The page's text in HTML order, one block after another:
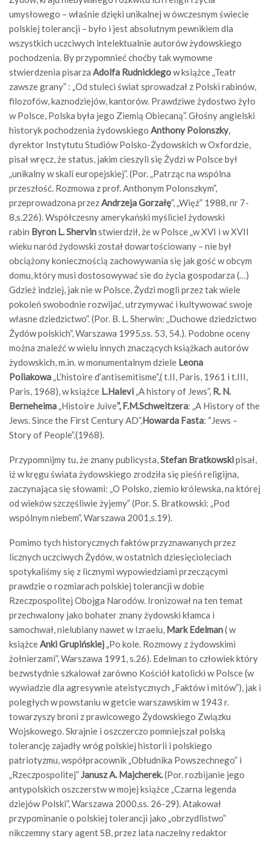
umysłowego – właśnie dzięki unikalnej w ówczesnym świecie
polskiej tolerancji – było i jest absolutnym pewnikiem dla
wszystkich uczciwych intelektualnie autorów żydowskiego
pochodzenia. By przypomnieć choćby tak wymowne
stwierdzenia pisarza Adolfa Rudnickiegow książce „Teatr
zawsze grany” : „Od stuleci świat sprowadzał z Polski rabinów,
filozofów, kaznodziejów, kantorów. Prawdziwe żydostwo żyło
w Polsce, Polska była jego Ziemią Obiecaną”. Głośny angielski
historyk pochodzenia żydowskiego Anthony Polonszky,
dyrektor Instytutu Studiów Polsko-Żydowskich w Oxfordzie,
pisał wręcz, że status, jakim cieszyli się Żydzi w Polsce był
„unikalny w skali europejskiej”. (Por. „Patrząc na wspólna
przeszłość. Rozmowa z prof. Anthonym Polonszkym”,
przeprowadzona przezAndrzeja Gorzałę”, „Więź” 1988, nr 7-
8,s.226). Współczesny amerykański myśliciel żydowski
rabin Byron L. Shervinstwierdził, że w Polsce „w XVI i w XVII
wieku naród żydowski został dowartościowany – nie był
obciążony koniecznością zachowywania się jak gość w obcym
domu, który musi dostosowywać sie do życia gospodarza (…)
Gdzież indziej, jak nie w Polsce, Żydzi mogli przez tak wiele
pokoleń swobodnie rozwijać, utrzymywać i kultywować swoje
własne dziedzictwo”. (Por. B. L. Sherwin: „Duchowe dziedzictwo
Żydów polskich”, Warszawa 1995,ss. 53, 54.). Podobne oceny
można znaleźć w wielu innych znaczących książkach autorów
żydowskich, m.in. w monumentalnym dziele Leona
Poliakowa„L’histoire d’antisemitisme”,( t.II, Paris, 1961 i t.III,
Paris, 1968), w książce L.Halevi„A history of Jews”, R. N.
Berneheima„Histoire Juive”, F.M.Schweitzera: „A History of the
Jews. Since the First Century AD”,Howarda Fasta: “Jews –
Story of People”.(1968).
Przypomnijmy tu, że znany publicysta,Stefan Bratkowskipisał,
iż w kręgu świata żydowskiego zrodziła się pieśń religijna,
zaczynająca się słowami: „O Polsko, ziemio królewska, na której
od wieków szczęśliwie żyjemy” (Por. S. Bratkowski: „Pod
wspólnym niebem”, Warszawa 2001,s.19).
Pomimo tych historycznych faktów przyznawanych przez
licznych uczciwych Żydów, w ostatnich dziesięcioleciach
spotykaliśmy się z licznymi wypowiedziami przeczącymi
prawdzie o rozmiarach polskiej tolerancji w dobie
Rzeczpospolitej Obojga Narodów. Ironizował na ten temat
przechwalony jako bohater znany żydowski kłamca i
samochwał, nielubiany nawet w Izraelu, Mark Edelman( w
książceAnki Grupińskiej„Po kole. Rozmowy z żydowskimi
żołnierzami”, Warszawa 1991, s.26). Edelman to człowiek który
bezwstydnie szkalował zarówno Kościół katolicki w Polsce (w
wywiadzie dla agresywnie ateistycznych „Faktów i mitów”), jak i
poległych w powstaniu w getcie warszawskim w 1943 r.
towarzyszy broni z prawicowego Żydowskiego Związku
Wojskowego. Skrajnie i oszczerczo pomniejszał polską
tolerancję zajadły wróg polskiej historii i polskiego
patriotyzmu, współpracownik „Obłudnika Powszechnego” i
„Rzeczpospolitej”Janusz A. Majcherek.(Por. rozbijanie jego
antypolskich oszczerstw w mojej książce „Czarna legenda
dziejów Polski”, Warszawa 2000,ss. 26-29). Atakował
przypominanie o polskiej tolerancji jako „obrzydlistwo”
nikczemny stary agent SB, przez lata naczelny redaktor